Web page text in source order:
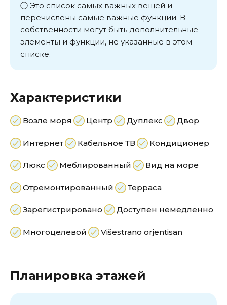
ⓘ Это список самых важных вещей и
перечислены самые важные функции. В
собственности могут быть дополнительные
элементы и функции, не указанные в этом
списке.
Характеристики
Возле моря Центр Дуплекс Двор
Интернет Кабельное ТВ Кондиционер
Люкс Меблированный Вид на море
Отремонтированный Терраса
Зарегистрировано Доступен немедленно
Многоцелевой Višestrano orjentisan
Планировка этажей